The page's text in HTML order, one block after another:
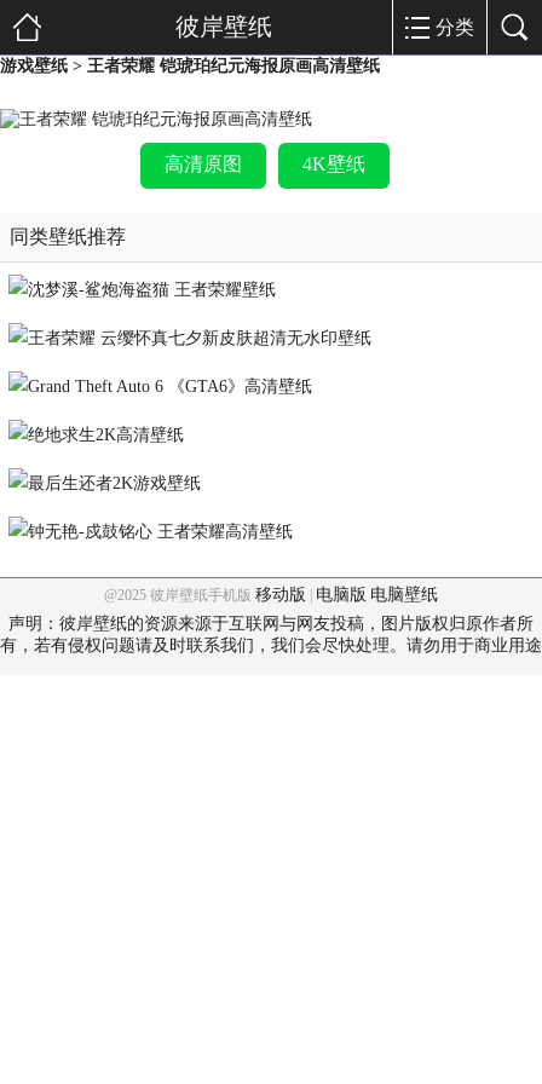
彼岸壁纸 分类
游戏壁纸 > 王者荣耀 铠琥珀纪元海报原画高清壁纸
高清原图 4K壁纸
同类壁纸推荐
@2025 彼岸壁纸手机版 移动版 电脑版 电脑壁纸
声明：彼岸壁纸的资源来源于互联网与网友投稿，图片版权归原作者所
有，若有侵权问题请及时联系我们，我们会尽快处理。请勿用于商业用途